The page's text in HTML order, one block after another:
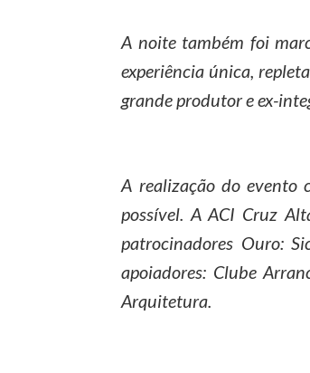
A noite também foi
experiência única,
grande produtor e ex-
A realização do evento
possível. A ACI Cruz
patrocinadores Ouro:
apoiadores: Clube
Arquitetura.